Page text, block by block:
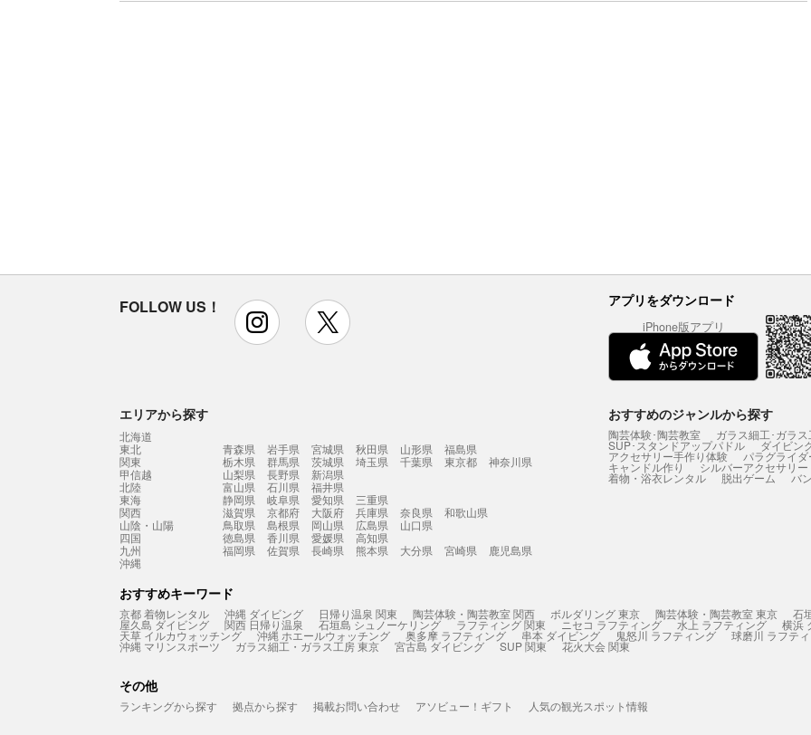
FOLLOW US！ instagram アプリをダウンロード
iPhone版アプリ
エリアから探す
北海道
東北
青森県 岩手県 宮城県 秋田県 山形県
福島県
関東
栃木県 群馬県 茨城県 埼玉県 千葉県 東京都
神奈川県
甲信越
山梨県 長野県
新潟県
北陸
富山県 石川県
福井県
東海
静岡県 岐阜県 愛知県
三重県
関西
滋賀県 京都府 大阪府 兵庫県 奈良県
和歌山県
山陰・山陽
鳥取県 島根県 岡山県 広島県
山口県
四国
徳島県 香川県 愛媛県
高知県
九州
福岡県 佐賀県 長崎県 熊本県 大分県 宮崎県
鹿児島県
沖縄
おすすめのジャンルから探す
陶芸体験･陶芸教室 ガラス細工･ガラ
SUP･スタンドアップパドル ダイビン
アクセサリー手作り体験 パラグライダ
キャンドル作り シルバーアクセサリ
着物・浴衣レンタル 脱出ゲーム バ
おすすめキーワード
京都 着物レンタル 沖縄 ダイビング 日帰り温泉 関東 陶芸体験・陶芸教室 関西 ボルダリング 東京 陶芸体験・陶芸教室 東京 石
屋久島 ダイビング 関西 日帰り温泉 石垣島 シュノーケリング ラフティング 関東 ニセコ ラフティング 水上 ラフティング 横浜
天草 イルカウォッチング 沖縄 ホエールウォッチング 奥多摩 ラフティング 串本 ダイビング 鬼怒川 ラフティング 球磨川 ラフテ
沖縄 マリンスポーツ ガラス細工・ガラス工房 東京 宮古島 ダイビング SUP 関東 花火大会 関東
その他
ランキングから探す 拠点から探す 掲載お問い合わせ アソビュー！ギフト 人気の観光スポット情報